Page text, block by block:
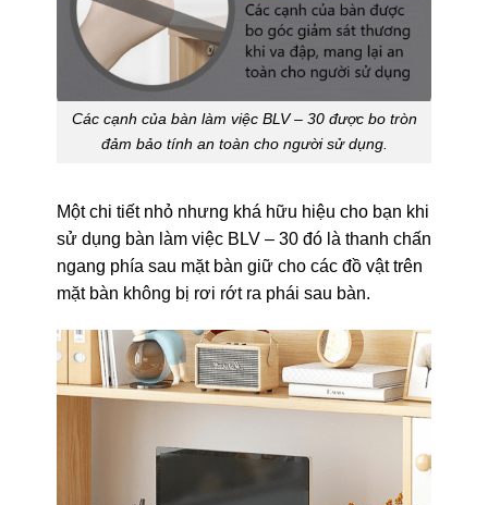
Các cạnh của bàn làm việc BLV – 30 được bo tròn
đảm bảo tính an toàn cho người sử dụng.
Một chi tiết nhỏ nhưng khá hữu hiệu cho bạn khi
sử dụng bàn làm việc BLV – 30 đó là thanh chấn
ngang phía sau mặt bàn giữ cho các đồ vật trên
mặt bàn không bị rơi rớt ra phái sau bàn.